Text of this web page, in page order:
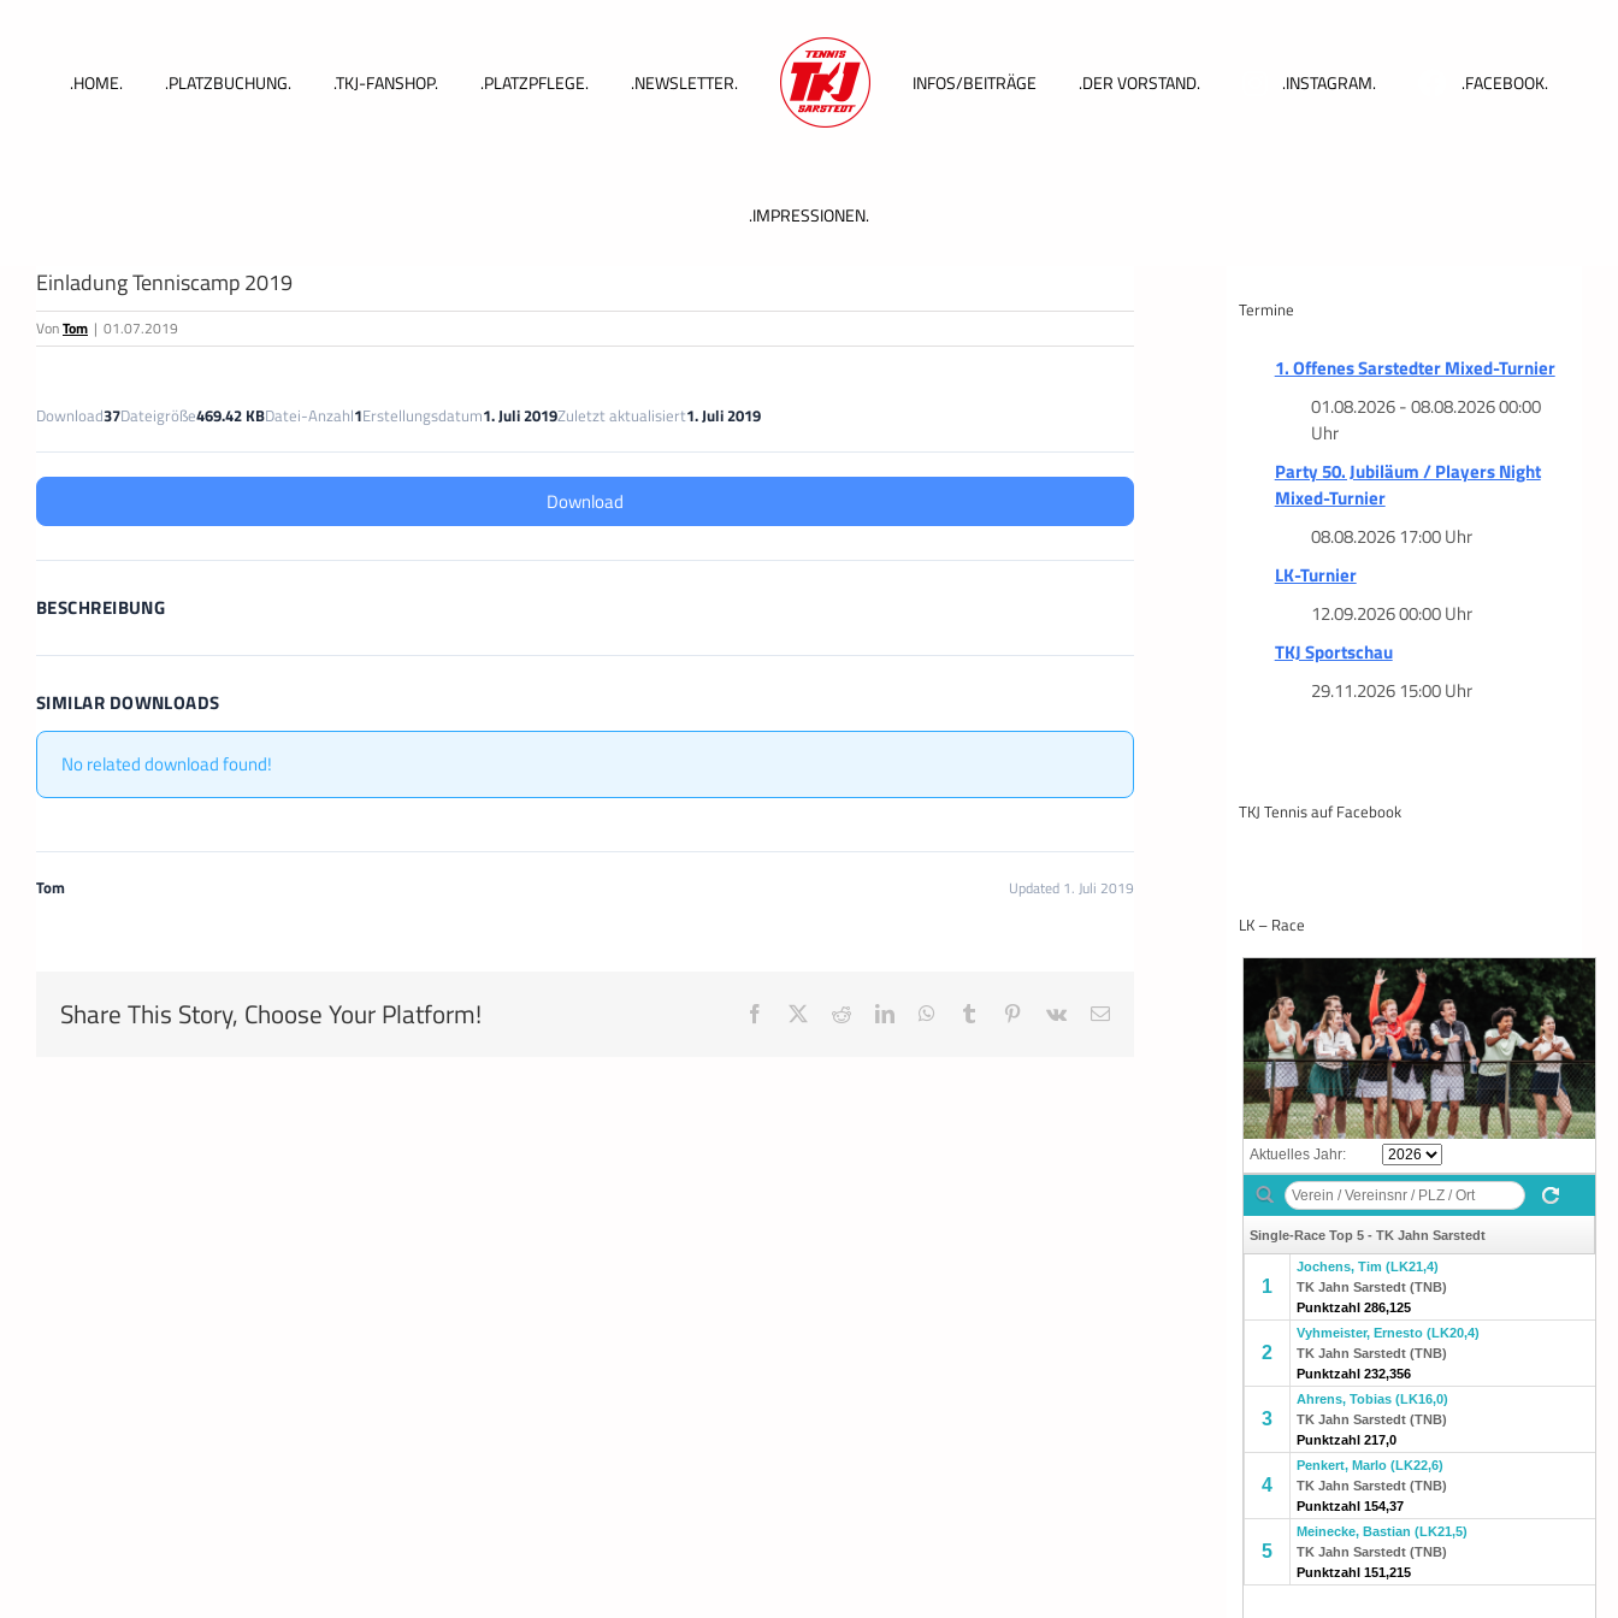
.HOME. .PLATZBUCHUNG. .TKJ-FANSHOP. .PLATZPFLEGE. .NEWSLETTER. INFOS/BEITRÄGE .DER VORSTAND. .INSTAGRAM. .FACEBOOK.
.IMPRESSIONEN.
Einladung Tenniscamp 2019
VonTom | 01.07.2019
Download37Dateigröße469.42 KBDatei-Anzahl1Erstellungsdatum1. Juli 2019Zuletzt aktualisiert1. Juli 2019
Download
BESCHREIBUNG
SIMILAR DOWNLOADS
No related download found!
Tom Updated 1. Juli 2019
Share This Story, Choose Your Platform! Facebook RedditLinkedInWhatsApp
Tumblr Pinterest
Vk
E-
Termine
1. Offenes Sarstedter Mixed-Turnier
01.08.2026 - 08.08.2026 00:00
Uhr
Party 50. Jubiläum / Players Night
Mixed-Turnier
08.08.2026 17:00 Uhr
LK-Turnier
12.09.2026 00:00 Uhr
TKJ Sportschau
29.11.2026 15:00 Uhr
TKJ Tennis auf Facebook
LK – Race